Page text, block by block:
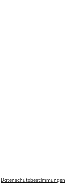
Datenschutzbestimmungen